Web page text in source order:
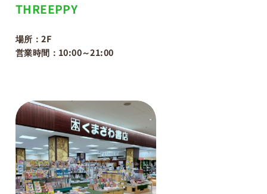
THREEPPY
場所：2F
営業時間：10:00～21:00